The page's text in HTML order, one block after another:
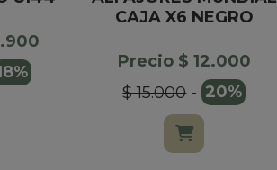
CAJA X6 NEGRO
Precio $ 12.000
$ 15.000- 20%